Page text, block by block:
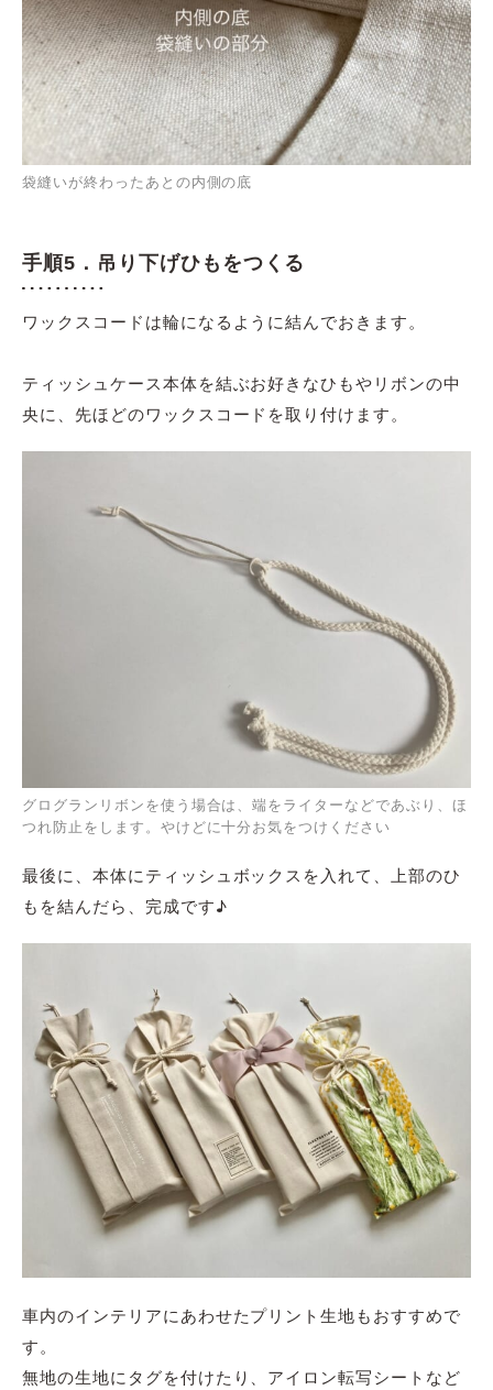
袋縫いが終わったあとの内側の底
手順5．吊り下げひもをつくる
ワックスコードは輪になるように結んでおきます。
ティッシュケース本体を結ぶお好きなひもやリボンの中
央に、先ほどのワックスコードを取り付けます。
グログランリボンを使う場合は、端をライターなどであぶり、ほ
つれ防止をします。やけどに十分お気をつけください
最後に、本体にティッシュボックスを入れて、上部のひ
もを結んだら、完成です♪
車内のインテリアにあわせたプリント生地もおすすめで
す。
無地の生地にタグを付けたり、アイロン転写シートなど